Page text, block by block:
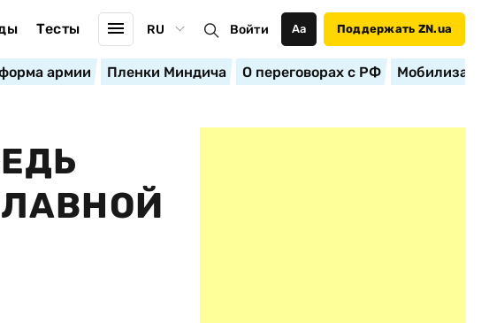
Тесты RU Войти Аа Поддержать ZN.ua
армии Пленки Миндича О переговорах с РФ